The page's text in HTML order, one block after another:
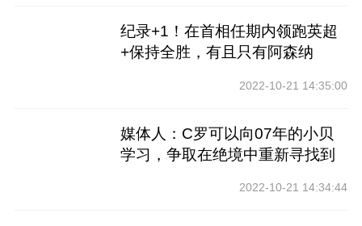
纪录+1！在首相任期内领跑英超
+保持全胜，有且只有阿森纳
2022-10-21 14:35:00
媒体人：C罗可以向07年的小贝
学习，争取在绝境中重新寻找到
2022-10-21 14:34:44